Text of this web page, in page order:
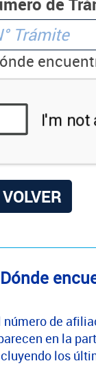
VOLVER
número de
en la
los